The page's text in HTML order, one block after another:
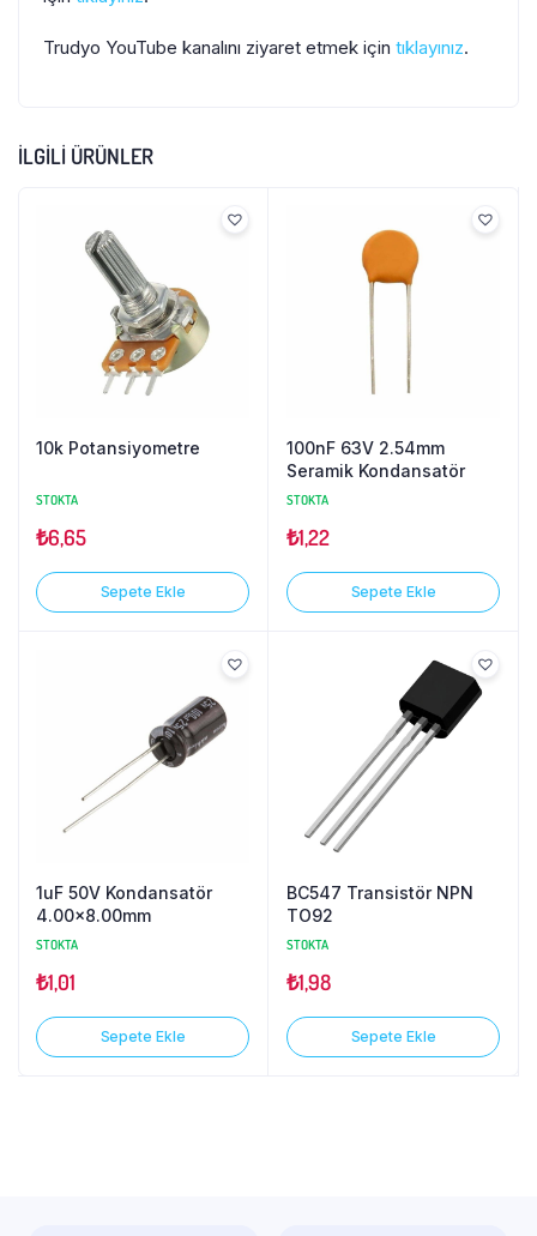
Trudyo YouTube kanalını ziyaret etmek için tıklayınız.
İLGILI ÜRÜNLER
10k Potansiyometre
STOKTA
₺6,65
Sepete Ekle
100nF 63V 2.54mm
Seramik Kondansatör
STOKTA
₺1,22
Sepete Ekle
1uF 50V Kondansatör
4.00×8.00mm
STOKTA
₺1,01
Sepete Ekle
BC547 Transistör NPN
TO92
STOKTA
₺1,98
Sepete Ekle